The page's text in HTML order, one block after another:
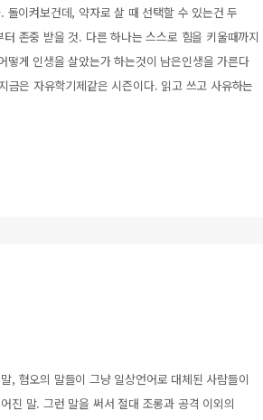
이켜보건데, 약자로 살 때 선택할 수 있는건 두
존중 받을 것. 다른 하나는 스스로 힘을 키울때까지
게 인생을 살았는가 하는것이 남은인생을 가른다
금은 자유학기제같은 시즌이다. 읽고 쓰고 사유하는
, 혐오의 말들이 그냥 일상언어로 대체된 사람들이
진 말. 그런 말을 써서 절대 조롱과 공격 이외의